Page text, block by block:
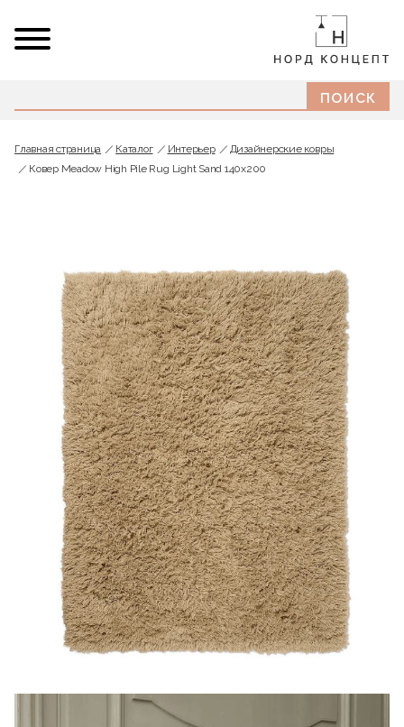
Главная страница Каталог Интерьер
Дизайнерские ковры
Ковер Meadow High Pile Rug Light Sand 140х200